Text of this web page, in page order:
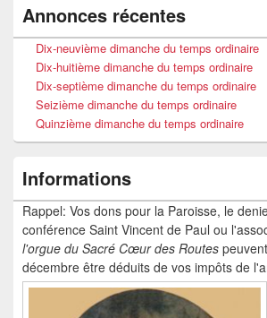
Annonces récentes
Dix-neuvième dimanche du temps ordinaire
Dix-huitième dimanche du temps ordinaire
Dix-septième dimanche du temps ordinaire
Seizième dimanche du temps ordinaire
Quinzième dimanche du temps ordinaire
Informations
Rappel: Vos dons pour la Paroisse, le
conférence Saint Vincent de Paul ou
l'orgue du Sacré Cœur des Routes
décembre être déduits de vos impôts de